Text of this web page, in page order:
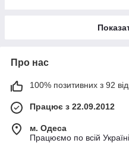
Про нас
100% позитивних з 92
Працює з 22.09.2012
м. Одеса
Працюємо по всій